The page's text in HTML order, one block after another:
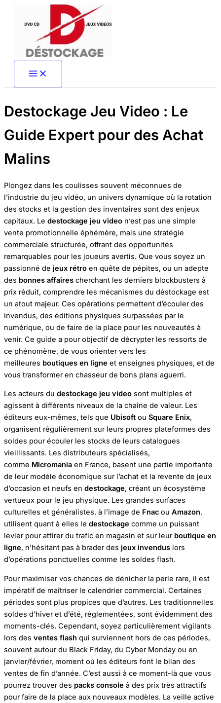
Destockage Jeu Video : Le
Guide Expert pour des Achat
Malins
Plongez dans les coulisses souvent méconnues de
l’industrie du jeu vidéo, un univers dynamique où la rotation
des stocks et la gestion des inventaires sont des enjeux
capitaux. Le destockage jeu video n’est pas une simple
vente promotionnelle éphémère, mais une stratégie
commerciale structurée, offrant des opportunités
remarquables pour les joueurs avertis. Que vous soyez un
passionné de jeux rétro en quête de pépites, ou un adepte
des bonnes affaires cherchant les derniers blockbusters à
prix réduit, comprendre les mécanismes du déstockage est
un atout majeur. Ces opérations permettent d’écouler des
invendus, des éditions physiques surpassées par le
numérique, ou de faire de la place pour les nouveautés à
venir. Ce guide a pour objectif de décrypter les ressorts de
ce phénomène, de vous orienter vers les
meilleures boutiques en ligne et enseignes physiques, et de
vous transformer en chasseur de bons plans aguerri.
Les acteurs du destockage jeu video sont multiples et
agissent à différents niveaux de la chaîne de valeur. Les
éditeurs eux-mêmes, tels que Ubisoft ou Square Enix,
organisent régulièrement sur leurs propres plateformes des
soldes pour écouler les stocks de leurs catalogues
vieillissants. Les distributeurs spécialisés,
comme Micromania en France, basent une partie importante
de leur modèle économique sur l’achat et la revente de jeux
d’occasion et neufs en destockage, créant un écosystème
vertueux pour le jeu physique. Les grandes surfaces
culturelles et généralistes, à l’image de Fnac ou Amazon,
utilisent quant à elles le destockage comme un puissant
levier pour attirer du trafic en magasin et sur leur boutique en
ligne, n’hésitant pas à brader des jeux invendus lors
d’opérations ponctuelles comme les soldes flash.
Pour maximiser vos chances de dénicher la perle rare, il est
impératif de maîtriser le calendrier commercial. Certaines
périodes sont plus propices que d’autres. Les traditionnelles
soldes d’hiver et d’été, réglementées, sont évidemment des
moments-clés. Cependant, soyez particulièrement vigilants
lors des ventes flash qui surviennent hors de ces périodes,
souvent autour du Black Friday, du Cyber Monday ou en
janvier/février, moment où les éditeurs font le bilan des
ventes de fin d’année. C’est aussi à ce moment-là que vous
pourrez trouver des packs console à des prix très attractifs
pour faire de la place aux nouveaux modèles. La veille active